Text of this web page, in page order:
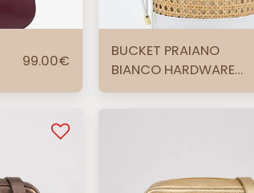
99.00€
BUCKET PRAIANO
BIANCO HARDWARE
ORO